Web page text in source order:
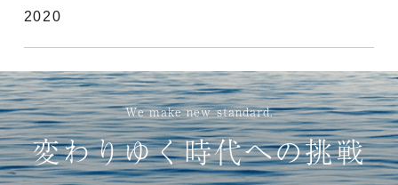
2020
We make new standard.
変わりゆく時代への挑戦